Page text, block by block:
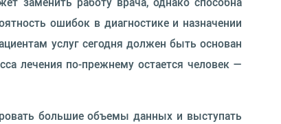
ошибок в диагностике и назначении
услуг сегодня должен быть основан
лечения по-прежнему остается человек —
большие объемы данных и выступать